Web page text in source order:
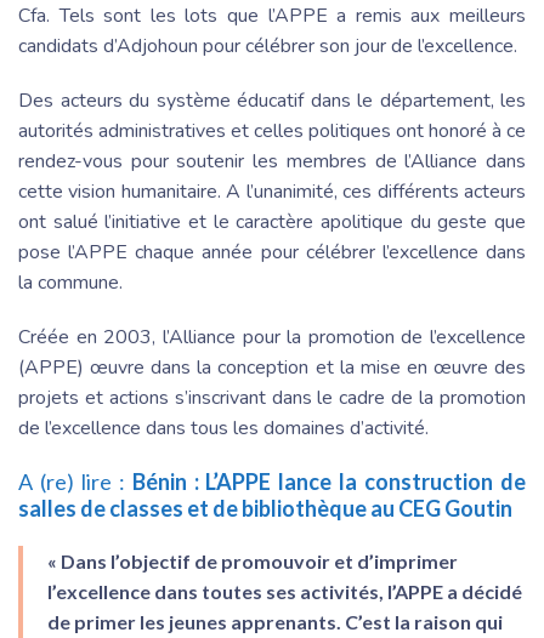
Cfa. Tels sont les lots que l’APPE a remis aux meilleurs
candidats d’Adjohoun pour célébrer son jour de l’excellence.
Des acteurs du système éducatif dans le département, les
autorités administratives et celles politiques ont honoré à ce
rendez-vous pour soutenir les membres de l’Alliance dans
cette vision humanitaire. A l’unanimité, ces différents acteurs
ont salué l’initiative et le caractère apolitique du geste que
pose l’APPE chaque année pour célébrer l’excellence dans
la commune.
Créée en 2003, l’Alliance pour la promotion de l’excellence
(APPE) œuvre dans la conception et la mise en œuvre des
projets et actions s’inscrivant dans le cadre de la promotion
de l’excellence dans tous les domaines d’activité.
A (re) lire : Bénin : L’APPE lance la construction de
salles de classes et de bibliothèque au CEG Goutin
« Dans l’objectif de promouvoir et d’imprimer
l’excellence dans toutes ses activités, l’APPE a décidé
de primer les jeunes apprenants. C’est la raison qui